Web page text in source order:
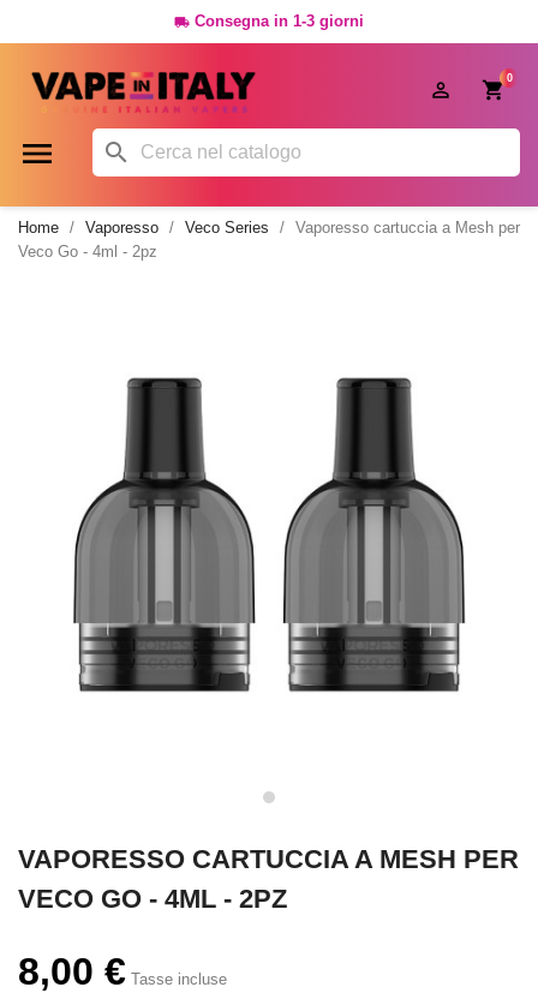
 Consegna in 1-3 giorni
0

 
Home Vaporesso Veco Series
Vaporesso cartuccia a Mesh per
Veco Go - 4ml - 2pz
VAPORESSO CARTUCCIA A MESH PER
VECO GO - 4ML - 2PZ
8,00 € Tasse incluse